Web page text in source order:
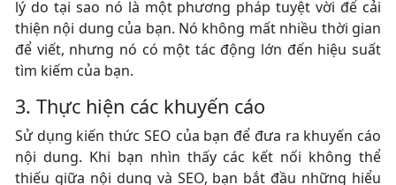
lý do tại sao nó là một phương pháp tuyệt vời để cải
thiện nội dung của bạn. Nó không mất nhiều thời gian
để viết, nhưng nó có một tác động lớn đến hiệu suất
tìm kiếm của bạn.
3. Thực hiện các khuyến cáo
Sử dụng kiến thức SEO của bạn để đưa ra khuyến cáo
nội dung. Khi bạn nhìn thấy các kết nối không thể
thiếu giữa nội dung và SEO, bạn bắt đầu những hiểu